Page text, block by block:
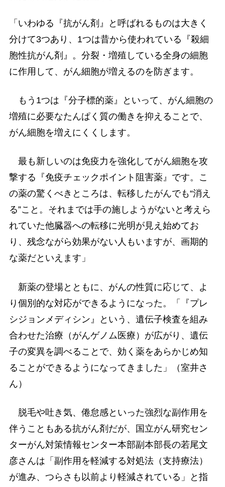
「いわゆる『抗がん剤』と呼ばれるものは大きく
分けて3つあり、1つは昔から使われている『殺細
胞性抗がん剤』。分裂・増殖している全身の細胞
に作用して、がん細胞が増えるのを防ぎます。
もう1つは『分子標的薬』といって、がん細胞の
増殖に必要なたんぱく質の働きを抑えることで、
がん細胞を増えにくくします。
最も新しいのは免疫力を強化してがん細胞を攻
撃する『免疫チェックポイント阻害薬』です。こ
の薬の驚くべきところは、転移したがんでも“消え
る”こと。それまでは手の施しようがないと考えら
れていた他臓器への転移に光明が見え始めてお
り、残念ながら効果がない人もいますが、画期的
な薬だといえます」
新薬の登場とともに、がんの性質に応じて、よ
り個別的な対応ができるようになった。「『プレ
シジョンメディシン』という、遺伝子検査を組み
合わせた治療（がんゲノム医療）が広がり、遺伝
子の変異を調べることで、効く薬をあらかじめ知
ることができるようになってきました」（室井さ
ん）
脱毛や吐き気、倦怠感といった強烈な副作用を
伴うこともある抗がん剤だが、国立がん研究セン
ターがん対策情報センター本部副本部長の若尾文
彦さんは「副作用を軽減する対処法（支持療法）
が進み、つらさも以前より軽減されている」と指